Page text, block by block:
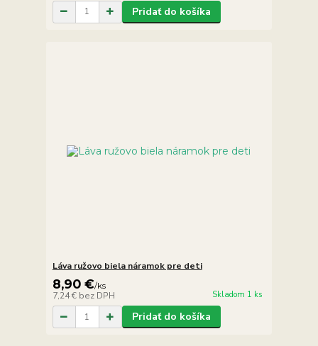
Pridať do košíka
Láva ružovo biela náramok pre deti
8,90 €/ks
7,24 € bez DPH Skladom 1 ks
Pridať do košíka